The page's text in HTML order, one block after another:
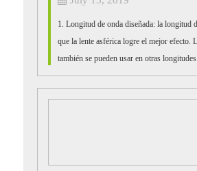
1. Longitud de onda diseñada: la longitud
que la lente asférica logre el mejor efecto.
también se pueden usar en otras longitudes
Apertura numérica (NA): Mide el ángulo